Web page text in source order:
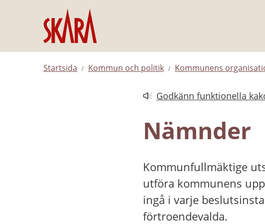
Hoppa till innehåll
Startsida Kommun och politik Kommunens
Godkänn funktionella
Länk till annan webbplats.
Nämnder
Kommunfullmäktige
utföra kommunens
ingå i varje
förtroendevalda.